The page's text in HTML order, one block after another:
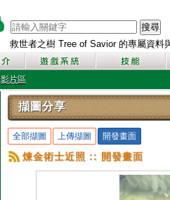
救世者之樹 Tree of Savior 的專屬資料
搜尋
影片區
擷圖分享
全部擷圖 上傳擷圖 開發畫面
煉金術士近照 :: 開發畫面